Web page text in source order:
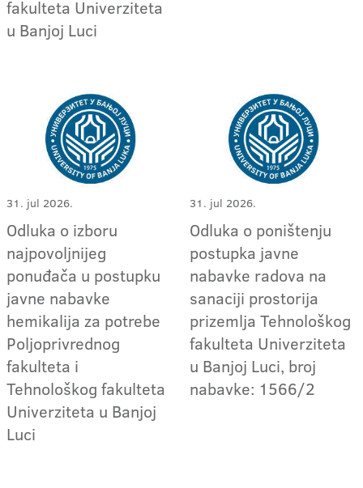
fakulteta Univerziteta
u Banjoj Luci
31. jul 2026.
Odluka o izboru
najpovoljnijeg
ponuđača u postupku
javne nabavke
hemikalija za potrebe
Poljoprivrednog
fakulteta i
Tehnološkog fakulteta
Univerziteta u Banjoj
Luci
31. jul 2026.
Odluka o poništenju
postupka javne
nabavke radova na
sanaciji prostorija
prizemlja Tehnološkog
fakulteta Univerziteta
u Banjoj Luci, broj
nabavke: 1566/2